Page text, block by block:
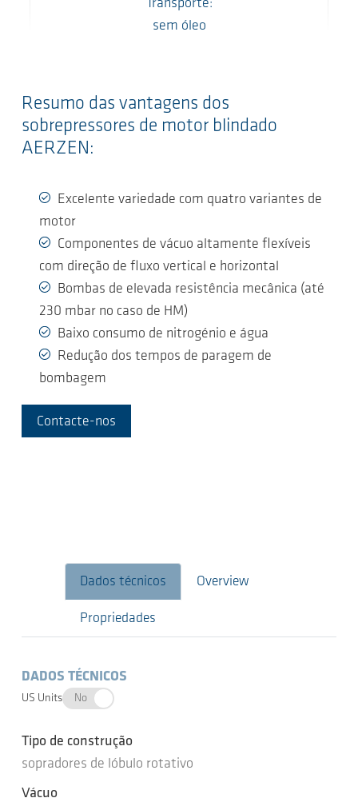
Transporte:
sem óleo
Resumo das vantagens dos
sobrepressores de motor blindado
AERZEN:
Excelente variedade com quatro variantes de
motor
Componentes de vácuo altamente flexíveis
com direção de fluxo vertical e horizontal
Bombas de elevada resistência mecânica (até
230 mbar no caso de HM)
Baixo consumo de nitrogénio e água
Redução dos tempos de paragem de
bombagem
Contacte-nos
Dados técnicos Overview
Propriedades
DADOS TÉCNICOS
US Units No
Tipo de construção
sopradores de lóbulo rotativo
Vácuo